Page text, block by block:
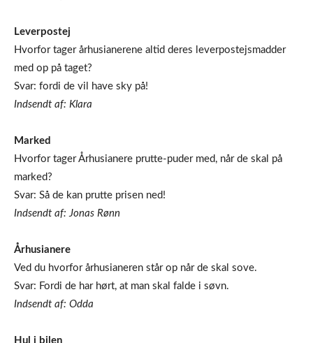
Leverpostej
Hvorfor tager århusianerene altid deres leverpostejsmadder
med op på taget?
Svar: fordi de vil have sky på!
Indsendt af: Klara
Marked
Hvorfor tager Århusianere prutte-puder med, når de skal på
marked?
Svar: Så de kan prutte prisen ned!
Indsendt af: Jonas Rønn
Århusianere
Ved du hvorfor århusianeren står op når de skal sove.
Svar: Fordi de har hørt, at man skal falde i søvn.
Indsendt af: Odda
Hul i bilen